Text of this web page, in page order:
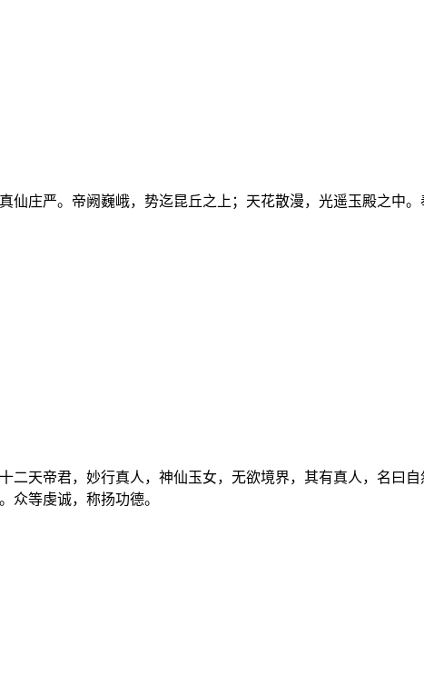
仙庄严。帝阙巍峨，势迄昆丘之上；天花散漫，光遥玉殿之中
二天帝君，妙行真人，神仙玉女，无欲境界，其有真人，名曰
众等虔诚，称扬功德。